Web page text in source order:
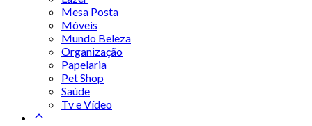
Mesa Posta
Móveis
Mundo Beleza
Organização
Papelaria
Pet Shop
Saúde
Tv e Vídeo